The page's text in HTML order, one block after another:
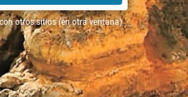
otros sitios (en otra ventana)